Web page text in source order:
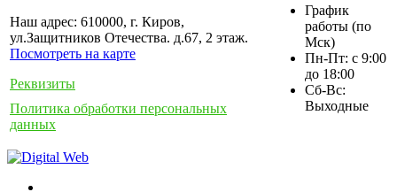
Наш адрес: 610000, г. Киров,
ул.Защитников Отечества. д.67, 2 этаж.
Посмотреть на карте
Реквизиты
Политика обработки персональных
данных
График
работы (по
Мск)
Пн-Пт: с 9:00
до 18:00
Сб-Вс:
Выходные